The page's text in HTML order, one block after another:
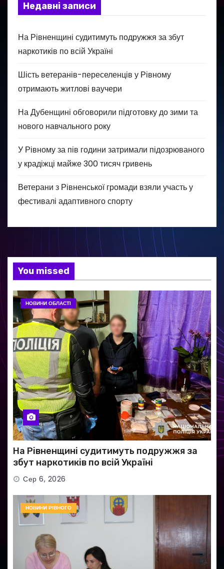
Недавні записи
На Рівненщині судитимуть подружжя за збут
наркотиків по всій Україні
Шість ветеранів-переселенців у Рівному
отримають житлові ваучери
На Дубенщині обговорили підготовку до зими та
нового навчального року
У Рівному за пів години затримали підозрюваного
у крадіжці майже 300 тисяч гривень
Ветерани з Рівненської громади взяли участь у
фестивалі адаптивного спорту
You missed
НОВИНИ ОБЛАСТІ
На Рівненщині судитимуть подружжя за
збут наркотиків по всій Україні
Сер 6, 2026
НОВИНИ РІВНОГО